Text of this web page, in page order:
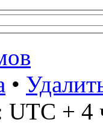
•
UTC + 4